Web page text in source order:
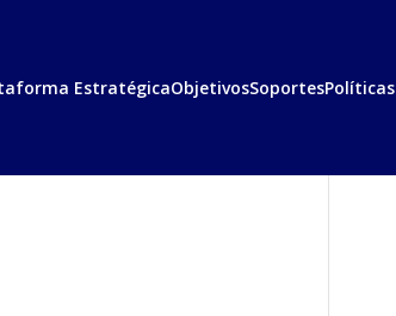
EstratégicaObjetivosSoportesPolíticas